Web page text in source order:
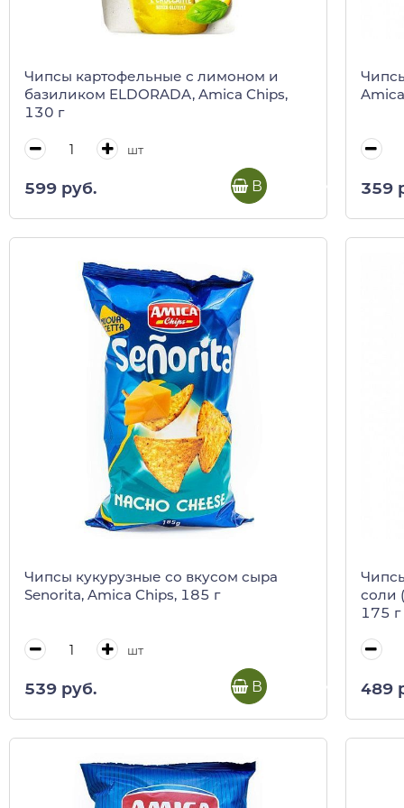
Чипсы картофельные с лимоном и
базиликом ELDORADA, Amica Chips,
130 г
шт
599 руб. В корзину 359
Чипсы кукурузные со вкусом сыра
Senorita, Amica Chips, 185 г
шт
539 руб. В корзину
соли
175 г
489